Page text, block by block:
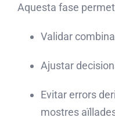
Aquesta fase
Validar
Ajustar
Evitar errors
mostres